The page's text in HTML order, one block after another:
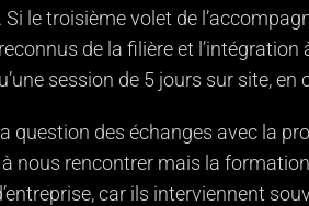
Si le troisième volet de
de la filière et
session de 5 jours sur site,
question des échanges avec la
nous rencontrer mais la
car ils interviennent